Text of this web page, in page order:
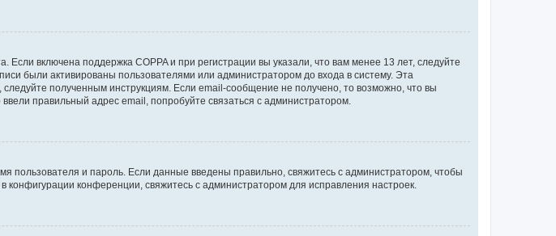
включена поддержка COPPA и при регистрации вы указали, что вам менее 13 лет, следуйте
были активированы пользователями или администратором до входа в систему. Эта
полученным инструкциям. Если email-сообщение не получено, то возможно, что вы
правильный адрес email, попробуйте связаться с администратором.
пользователя и пароль. Если данные введены правильно, свяжитесь с администратором, чтобы
конференции, свяжитесь с администратором для исправления настроек.